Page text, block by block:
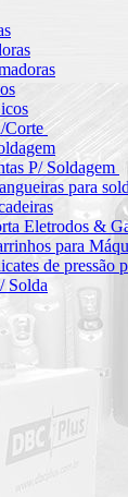
Corte
P/ Soldagem
para
Eletrodos &
para
de pressão
Solda